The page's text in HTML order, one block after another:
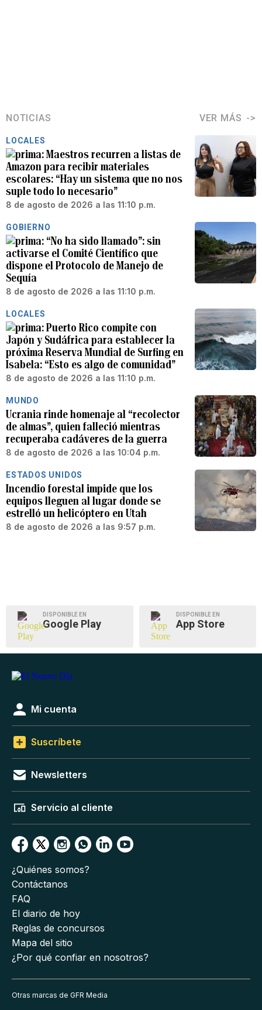
NOTICIAS VER MÁS
LOCALES
Maestros recurren a listas de
Amazon para recibir materiales
escolares: “Hay un sistema que no nos
suple todo lo necesario”
8 de agosto de 2026 a las 11:10 p.m.
GOBIERNO
“No ha sido llamado”: sin
activarse el Comité Científico que
dispone el Protocolo de Manejo de
Sequía
8 de agosto de 2026 a las 11:10 p.m.
LOCALES
Puerto Rico compite con
Japón y Sudáfrica para establecer la
próxima Reserva Mundial de Surfing en
Isabela: “Esto es algo de comunidad”
8 de agosto de 2026 a las 11:10 p.m.
MUNDO
Ucrania rinde homenaje al “recolector
de almas”, quien falleció mientras
recuperaba cadáveres de la guerra
8 de agosto de 2026 a las 10:04 p.m.
ESTADOS UNIDOS
Incendio forestal impide que los
equipos lleguen al lugar donde se
estrelló un helicóptero en Utah
8 de agosto de 2026 a las 9:57 p.m.
DISPONIBLE EN
Google Play
DISPONIBLE EN
App Store
Mi cuenta
Suscríbete
Newsletters
Servicio al cliente
¿Quiénes somos?
Contáctanos
FAQ
El diario de hoy
Reglas de concursos
Mapa del sitio
¿Por qué confiar en nosotros?
Otras marcas de GFR Media